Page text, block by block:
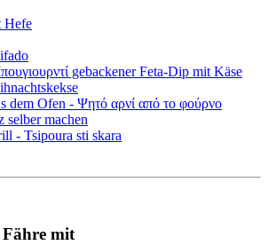
Hefe
gebackener Feta-Dip mit Käse
dem Ofen - Ψητό αρνί από το φούρνο
machen
- Tsipoura sti skara
Fähre mit